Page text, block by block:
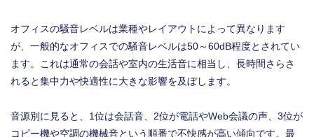
オフィスの騒音レベルは業種やレイアウトによって異なります
が、一般的なオフィスでの騒音レベルは50～60dB程度とされてい
ます。これは通常の会話や室内の生活音に相当し、長時間さらさ
れると集中力や快適性に大きな影響を及ぼします。
音源別に見ると、1位は会話音、2位が電話やWeb会議の声、3位が
コピー機や空調の機械音という順番で不快感が高い傾向です。最